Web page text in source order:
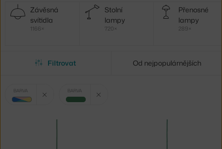
Další
kategorie
Závěsná
svítidla
1166×
Stolní
lampy
720×
Přenosné
lampy
289×
Filtrovat Od nejpopulárnějších
Vybrané
filtry:
BARVA BARVA
zelená